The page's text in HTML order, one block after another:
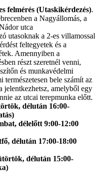
felmérés (Utaskikérdezés).
a Nagyállomás, a
utca
utasoknak a 2-es villamossal
feltegyetek és a
Amennyiben a
részt szeretnél venni,
és munkavédelmi
természetesen bele számít az
jelentkezhetsz, amelyből egy
az utcai terepmunka előtt.
délután 16:00-
délelőtt 9:00-12:00
délután 17:00-18:00
délután 15:00-